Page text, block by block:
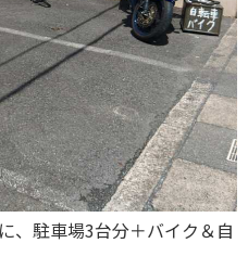
、駐車場3台分＋バイク＆自